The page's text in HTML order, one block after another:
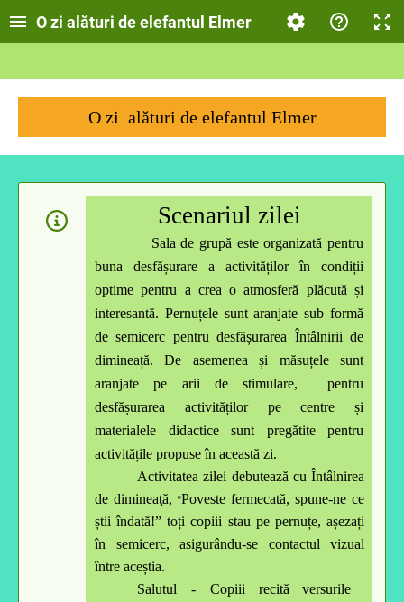
O zi alături de elefantul Elmer
O zi alături de elefantul Elmer
Scenariul zilei
Sala de grupă este organizată pentru
buna desfășurare a activităților în condiții
optime pentru a crea o atmosferă plăcută și
interesantă. Pernuțele sunt aranjate sub formă
de semicerc pentru desfășurarea Întâlnirii de
dimineață. De asemenea și măsuțele sunt
aranjate pe arii de stimulare, pentru
desfășurarea activităților pe centre și
materialele didactice sunt pregătite pentru
activitățile propuse în această zi.
Activitatea zilei debutează cuÎntâlnirea
de dimineaţă, ”Poveste fermecată, spune-ne ce
știi îndată!” toți copiii stau pe pernuțe, așezați
în semicerc, asigurându-se contactul vizual
între aceștia.
Salutul -Copiii recită versurile